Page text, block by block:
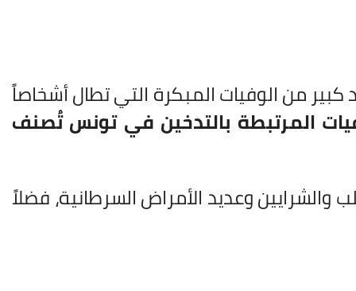
من الوفيات المبكرة التي تطال أشخاصاً
المرتبطة بالتدخين في تونس تُصنف
والشرايين وعديد الأمراض السرطانية، فضلاً